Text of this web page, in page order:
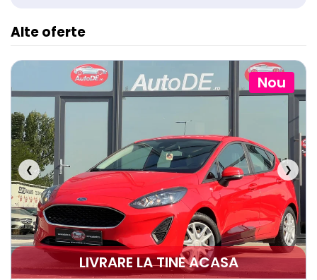
Alte oferte
Nou
❮ ❯
LIVRARE LA TINE ACASA